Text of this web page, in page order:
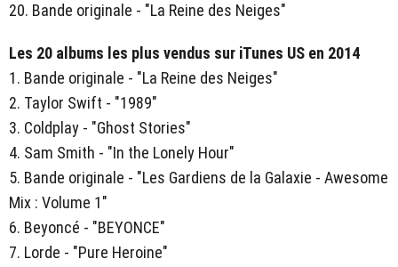
20. Bande originale - "La Reine des Neiges"
Les 20 albums les plus vendus sur iTunes US en 2014
1. Bande originale - "La Reine des Neiges"
2. Taylor Swift - "1989"
3. Coldplay - "Ghost Stories"
4. Sam Smith - "In the Lonely Hour"
5. Bande originale - "Les Gardiens de la Galaxie - Awesome
Mix : Volume 1"
6. Beyoncé - "BEYONCE"
7. Lorde - "Pure Heroine"